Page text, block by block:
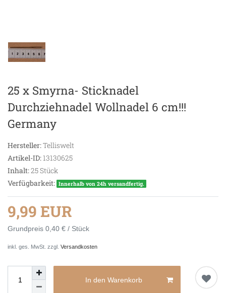
25 x Smyrna- Sticknadel
Durchziehnadel Wollnadel 6 cm!!!
Germany
Hersteller:Telliswelt
Artikel-ID:13130625
Inhalt:25Stück
Verfügbarkeit: Innerhalb von 24h versandfertig.
9,99 EUR
Grundpreis 0,40 € / Stück
inkl. ges. MwSt. zzgl. Versandkosten
In den Warenkorb